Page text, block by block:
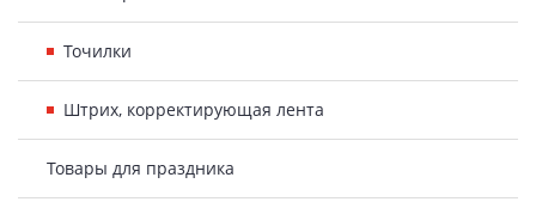
Точилки
Штрих, корректирующая лента
Товары для праздника